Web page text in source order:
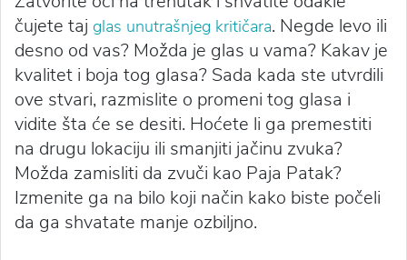
čujete taj glas unutrašnjeg kritičara. Negde levo ili
desno od vas? Možda je glas u vama? Kakav je
kvalitet i boja tog glasa? Sada kada ste utvrdili
ove stvari, razmislite o promeni tog glasa i
vidite šta će se desiti. Hoćete li ga premestiti
na drugu lokaciju ili smanjiti jačinu zvuka?
Možda zamisliti da zvuči kao Paja Patak?
Izmenite ga na bilo koji način kako biste počeli
da ga shvatate manje ozbiljno.